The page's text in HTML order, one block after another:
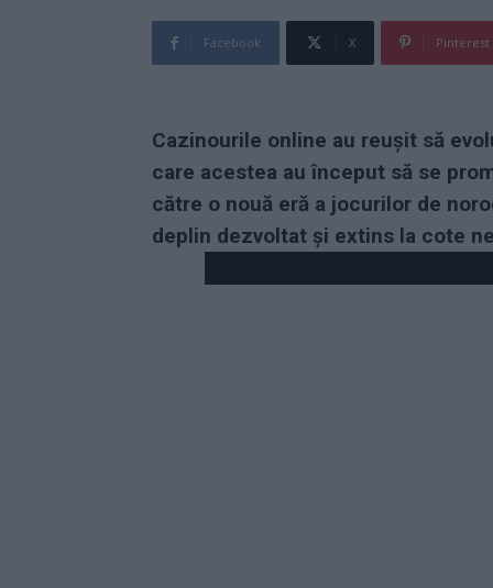
Facebook X Pinterest
Cazinourile online au reușit să
care acestea au început să se
către o nouă eră a jocurilor de
deplin dezvoltat și extins la cote